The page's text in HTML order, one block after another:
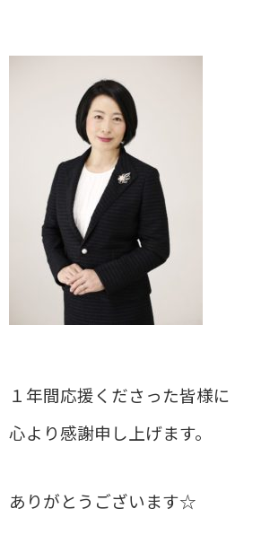
１年間応援くださった皆様に
心より感謝申し上げます。
ありがとうございます☆